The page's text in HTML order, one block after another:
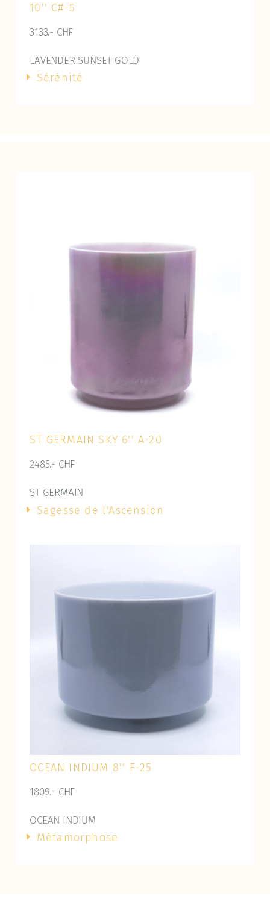
10'' C#-5
3133.- CHF
LAVENDER SUNSET GOLD
Sérénité
ST GERMAIN SKY 6'' A-20
2485.- CHF
ST GERMAIN
Sagesse de l'Ascension
OCEAN INDIUM 8'' F-25
1809.- CHF
OCEAN INDIUM
Métamorphose